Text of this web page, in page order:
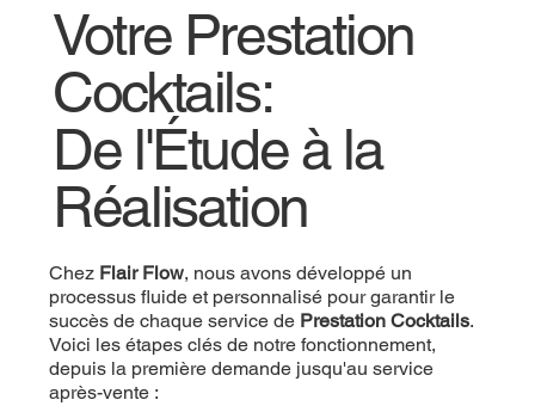
Votre Prestation
Cocktails:
De l'Étude à la
Réalisation
Chez Flair Flow, nous avons développé un
processus fluide et personnalisé pour garantir le
succès de chaque service de Prestation Cocktails.
Voici les étapes clés de notre fonctionnement,
depuis la première demande jusqu'au service
après-vente :